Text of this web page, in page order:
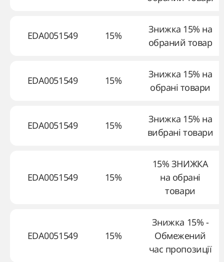
EDA0051549 15%
Знижка 15% на
обраний товар
EDA0051549 15%
Знижка 15% на
обрані товари
EDA0051549 15%
Знижка 15% на
вибрані товари
EDA0051549 15%
15% ЗНИЖКА
на обрані
товари
EDA0051549 15%
Знижка 15% -
Обмежений
час пропозиції